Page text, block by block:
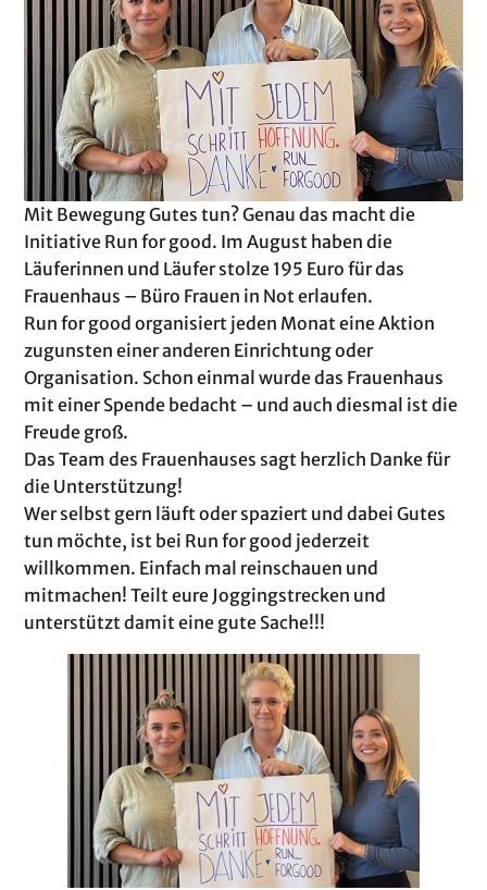
Mit Bewegung Gutes tun? Genau das macht die
Initiative Run for good. Im August haben die
Läuferinnen und Läufer stolze 195 Euro für das
Frauenhaus – Büro Frauen in Not erlaufen.
Run for good organisiert jeden Monat eine Aktion
zugunsten einer anderen Einrichtung oder
Organisation. Schon einmal wurde das Frauenhaus
mit einer Spende bedacht – und auch diesmal ist die
Freude groß.
Das Team des Frauenhauses sagt herzlich Danke für
die Unterstützung!
Wer selbst gern läuft oder spaziert und dabei Gutes
tun möchte, ist bei Run for good jederzeit
willkommen. Einfach mal reinschauen und
mitmachen! Teilt eure Joggingstrecken und
unterstützt damit eine gute Sache!!!